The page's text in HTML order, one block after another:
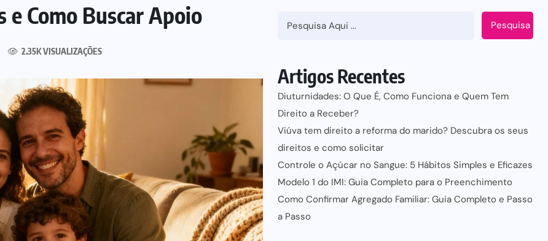
Como Buscar Apoio
2.35K VISUALIZAÇÕES
Pesquisa
Artigos Recentes
Diuturnidades: O Que É, Como Funciona e Quem Tem
Direito a Receber?
Viúva tem direito a reforma do marido? Descubra os seus
direitos e como solicitar
Controle o Açúcar no Sangue: 5 Hábitos Simples e Eficazes
Modelo 1 do IMI: Guia Completo para o Preenchimento
Como Confirmar Agregado Familiar: Guia Completo e Passo
a Passo